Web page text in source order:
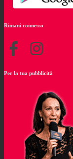
Rimani connesso
Per la tua pubblicità